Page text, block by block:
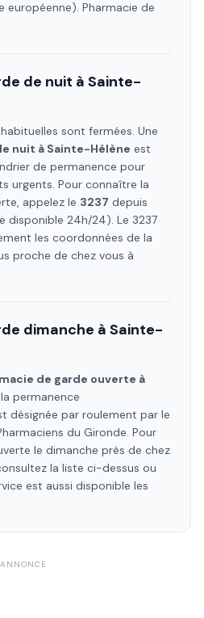
européenne). Pharmacie de
de nuit à Sainte-
sont fermées. Une
nuit à Sainte-Hélène est
de permanence pour
urgents. Pour connaître la
appelez le 3237 depuis
disponible 24h/24). Le 3237
les coordonnées de la
proche de chez vous à
dimanche à Sainte-
de garde ouverte à
permanence
désignée par roulement par le
du Gironde. Pour
le dimanche près de chez
la liste ci-dessus ou
est aussi disponible les
ANNONCE